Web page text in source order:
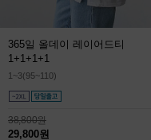
365일 올데이 레이어드티
1+1+1+1
1~3(95~110)
38,800원
29,800원